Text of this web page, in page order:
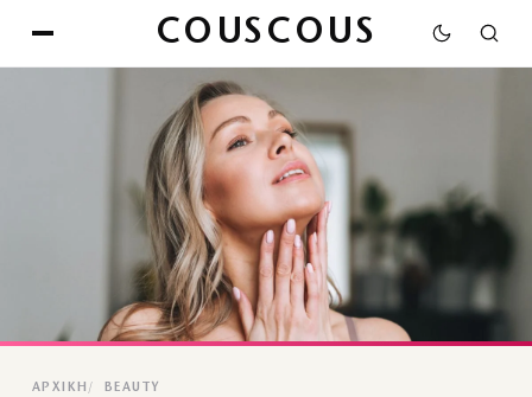
COUSCOUS
ΑΡΧΙΚΉ BEAUTY